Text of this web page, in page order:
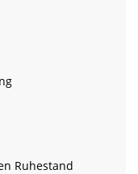
Ruhestand